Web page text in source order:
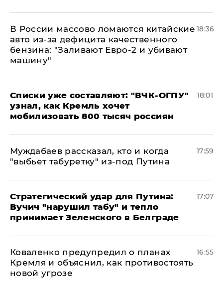
В России массово ломаются китайские
авто из-за дефицита качественного
бензина: "Заливают Евро-2 и убивают
машину"
18:36
Списки уже составляют: "ВЧК-ОГПУ"
узнал, как Кремль хочет
мобилизовать 800 тысяч россиян
18:01
Муждабаев рассказал, кто и когда
"выбьет табуретку" из-под Путина
17:59
Стратегический удар для Путина:
Вучич "нарушил табу" и тепло
принимает Зеленского в Белграде
17:07
Коваленко предупредил о планах
Кремля и объяснил, как противостоять
новой угрозе
16:55